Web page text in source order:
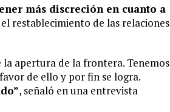
más discreción en cuanto a
restablecimiento de las relaciones
la apertura de la frontera. Tenemos
de ello y por fin se logra.
, señaló en una entrevista